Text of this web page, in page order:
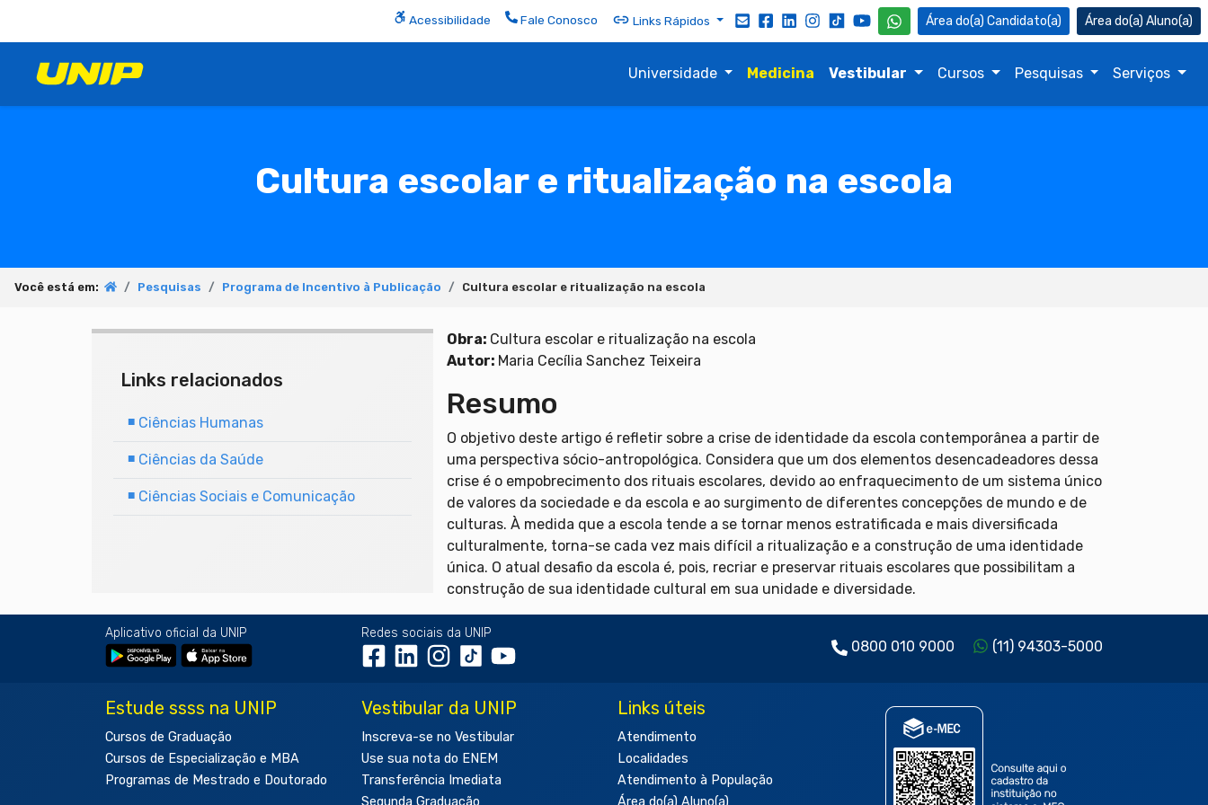
Acessibilidade Fale Conosco Links Rápidos Candidato(a) Aluno(a)
Universidade Medicina Vestibular Cursos Pesquisas Serviços
Cultura escolar e ritualização na escola
Você está em: Pesquisas Programa de Incentivo à Publicação Cultura escolar e ritualização na escola
Links relacionados
■ Ciências Humanas
■ Ciências da Saúde
■ Ciências Sociais e Comunicação
Obra: Cultura escolar e ritualização na escola
Autor: Maria Cecília Sanchez Teixeira
Resumo
O objetivo deste artigo é refletir sobre a crise de identidade da escola contemporânea a partir de
uma perspectiva sócio-antropológica. Considera que um dos elementos desencadeadores dessa
crise é o empobrecimento dos rituais escolares, devido ao enfraquecimento de um sistema único
de valores da sociedade e da escola e ao surgimento de diferentes concepções de mundo e de
culturas. À medida que a escola tende a se tornar menos estratificada e mais diversificada
culturalmente, torna-se cada vez mais difícil a ritualização e a construção de uma identidade
única. O atual desafio da escola é, pois, recriar e preservar rituais escolares que possibilitam a
construção de sua identidade cultural em sua unidade e diversidade.
Aplicativo oficial da UNIP Redes sociais da UNIP
0800 010 9000 (11) 94303-5000
Estude ssss na UNIP
Cursos de Graduação
Cursos de Especialização e MBA
Programas de Mestrado e Doutorado
Vestibular da UNIP
Inscreva-se no Vestibular
Use sua nota do ENEM
Transferência Imediata
Segunda Graduação
Links úteis
Atendimento
Localidades
Atendimento à População
Área do(a) Aluno(a)